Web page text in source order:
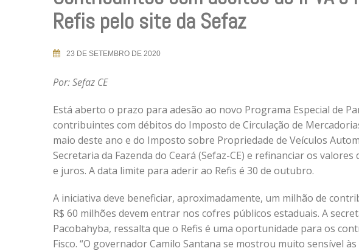
Refis pelo site da Sefaz
23 DE SETEMBRO DE 2020
Por: Sefaz CE
Está aberto o prazo para adesão ao novo Programa Especial de
contribuintes com débitos do Imposto de Circulação de
maio deste ano e do Imposto sobre Propriedade de Veículos
Secretaria da Fazenda do Ceará (Sefaz-CE) e refinanciar os
e juros. A data limite para aderir ao Refis é 30 de outubro.
A iniciativa deve beneficiar, aproximadamente, um milhão de
R$ 60 milhões devem entrar nos cofres públicos estaduais. A
Pacobahyba, ressalta que o Refis é uma oportunidade para os
Fisco. “O governador Camilo Santana se mostrou muito sensível